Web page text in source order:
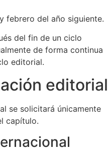
febrero del año siguiente.
del fin de un ciclo
de forma continua
editorial.
editorial
se solicitará únicamente
capítulo.